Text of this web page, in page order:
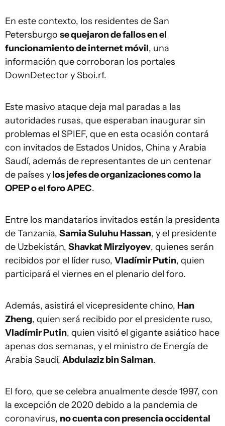
En este contexto, los residentes de San
Petersburgo se quejaron de fallos en el
funcionamiento de internet móvil, una
información que corroboran los portales
DownDetector y Sboi.rf.
Este masivo ataque deja mal paradas a las
autoridades rusas, que esperaban inaugurar sin
problemas el SPIEF, que en esta ocasión contará
con invitados de Estados Unidos, China y Arabia
Saudí, además de representantes de un centenar
de países ylos jefes de organizaciones como la
OPEP o el foro APEC.
Entre los mandatarios invitados están la presidenta
de Tanzania, Samia Suluhu Hassan, y el presidente
de Uzbekistán, Shavkat Mirziyoyev, quienes serán
recibidos por el líder ruso, Vladímir Putin, quien
participará el viernes en el plenario del foro.
Además, asistirá el vicepresidente chino, Han
Zheng, quien será recibido por el presidente ruso,
Vladímir Putin, quien visitó el gigante asiático hace
apenas dos semanas, y el ministro de Energía de
Arabia Saudí, Abdulaziz bin Salman.
El foro, que se celebra anualmente desde 1997, con
la excepción de 2020 debido a la pandemia de
coronavirus, no cuenta con presencia occidental